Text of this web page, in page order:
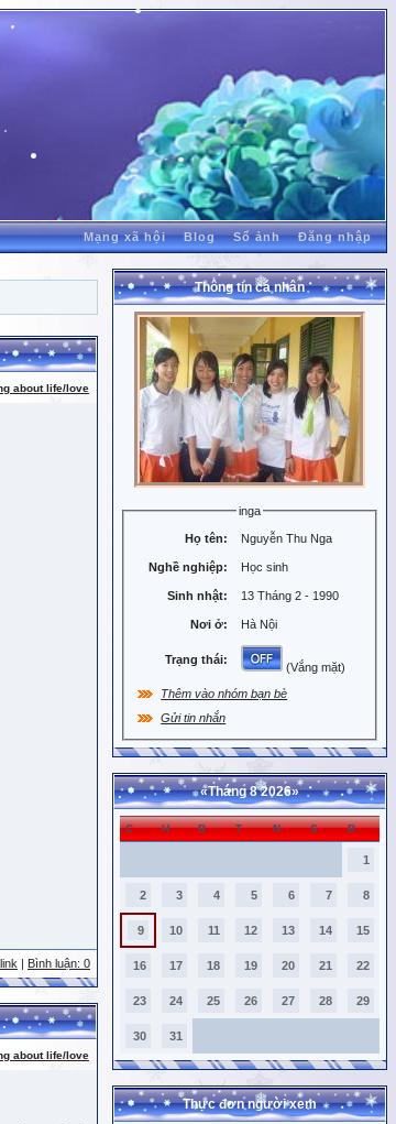
Mạng xã hội Blog Sổ ảnh Đăng nhập
about life/love
Bình luận: 0
about life/love
Thông tin cá nhân
inga
Họ tên: Nguyễn Thu Nga
Nghề nghiệp: Học sinh
Sinh nhật: 13 Tháng 2 - 1990
Nơi ở: Hà Nội
Trạng thái:
(Vắng mặt)
Thêm vào nhóm bạn bè
Gửi tin nhắn
«Tháng 8 2026»
C H B T N S B
1
2 3 4 5 6 7 8
9 10 11 12 13 14 15
16 17 18 19 20 21 22
23 24 25 26 27 28 29
30 31
Thực đơn người xem